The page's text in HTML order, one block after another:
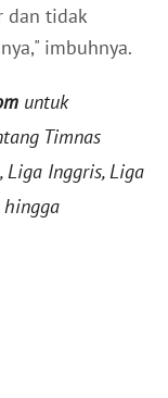
dan tidak
imbuhnya.
untuk
Timnas
Liga Inggris, Liga
hingga